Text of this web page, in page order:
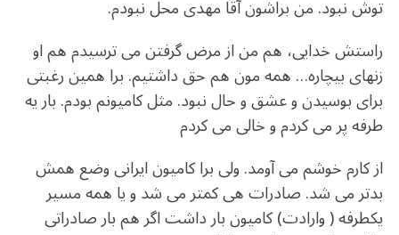
توش نبود. من براشون آقا مهدی محل نبودم.
راستش خدایی، هم من از مرض گرفتن می ترسیدم هم او
زنهای بیچاره… همه مون هم حق داشتیم. برا همین رغبتی
برای بوسیدن و عشق و حال نبود. مثل کامیونم بودم. بار یه
طرفه پر می کردم و خالی می کردم
از کارم خوشم می آومد. ولی برا کامیون ایرانی وضع همش
بدتر می شد. صادرات هی کمتر می شد و یا همه مسیر
یکطرفه ( وارادت) کامیون بار داشت اگر هم بار صادراتی